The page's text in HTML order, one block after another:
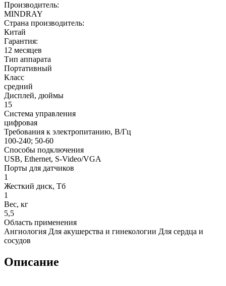
Производитель:
MINDRAY
Страна производитель:
Китай
Гарантия:
12 месяцев
Тип аппарата
Портативный
Класс
средний
Дисплей, дюймы
15
Система управления
цифровая
Требования к электропитанию, В/Гц
100-240; 50-60
Способы подключения
USB, Ethernet, S-Video/VGA
Порты для датчиков
1
Жесткий диск, Тб
1
Вес, кг
5,5
Область применения
Ангиология Для акушерства и гинекологии Для сердца и
сосудов
Описание